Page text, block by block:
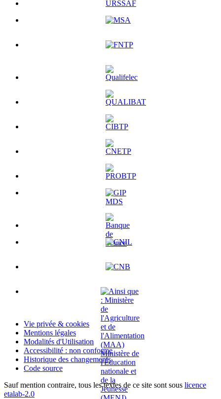
Vie privée & cookies
Mentions légales
Modalités d'Utilisation
Accessibilité : non conforme
Historique des changements
Code source
Sauf mention contraire, tous les textes de ce site sont sous licence
etalab-2.0